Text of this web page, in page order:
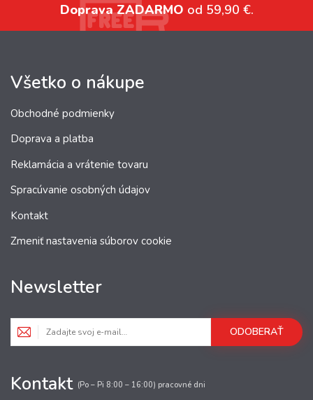
Doprava ZADARMO od 59,90 €.
Všetko o nákupe
Obchodné podmienky
Doprava a platba
Reklamácia a vrátenie tovaru
Spracúvanie osobných údajov
Kontakt
Zmeniť nastavenia súborov cookie
Newsletter
ODOBERAŤ
Kontakt (Po – Pi 8:00 – 16:00) pracovné dni